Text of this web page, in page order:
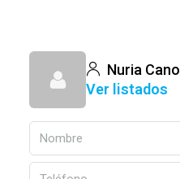
Nuria Cano
Ver listados